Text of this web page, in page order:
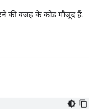
की वजह के कोड मौजूद हैं.